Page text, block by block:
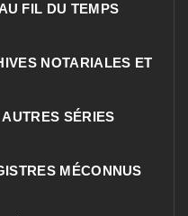
FIL DU TEMPS
NOTARIALES ET
AUTRES SÉRIES
MÉCONNUS